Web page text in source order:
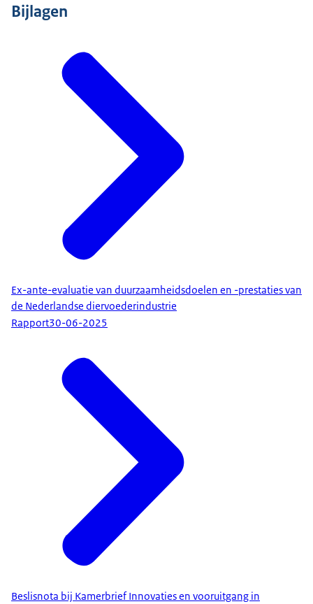
Bijlagen
Ex-ante-evaluatie van duurzaamheidsdoelen en -prestaties van
de Nederlandse diervoederindustrie
Rapport30-06-2025
Beslisnota bij Kamerbrief Innovaties en vooruitgang in